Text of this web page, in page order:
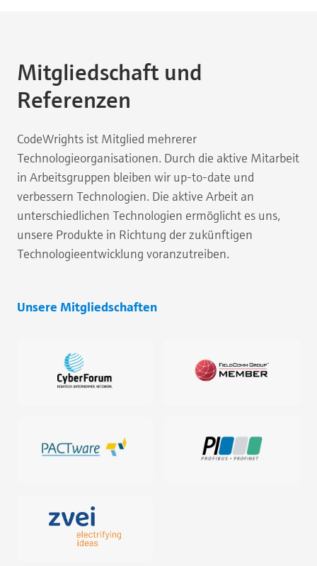
Mitgliedschaft und
Referenzen
CodeWrights ist Mitglied mehrerer
Technologieorganisationen. Durch die aktive Mitarbeit
in Arbeitsgruppen bleiben wir up-to-date und
verbessern Technologien. Die aktive Arbeit an
unterschiedlichen Technologien ermöglicht es uns,
unsere Produkte in Richtung der zukünftigen
Technologieentwicklung voranzutreiben.
Unsere Mitgliedschaften